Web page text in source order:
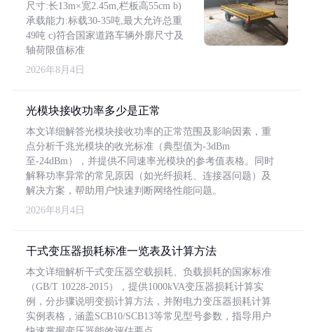
尺寸:长13m×宽2.45m,栏板高55cm b)
承载能力:标载30-35吨,最大允许总重
49吨 c)符合国家道路车辆外廓尺寸及
轴荷限值标准
2026年8月4日
光模块接收功率多少是正常
本文详细解答光模块接收功率的正常范围及影响因素，重
点分析千兆光模块的收光标准（典型值为-3dBm
至-24dBm），并提供不同速率光模块的参考值表格。同时
解释功率异常的常见原因（如光纤损耗、连接器问题）及
解决方案，帮助用户快速判断网络性能问题。
2026年8月4日
干式变压器损耗标准一览表及计算方法
本文详细解析干式变压器空载损耗、负载损耗的国家标准
（GB/T 10228-2015），提供1000kVA变压器损耗计算实
例，分步骤说明变损计算方法，并附电力变压器损耗计算
实例表格，涵盖SCB10/SCB13等常见型号参数，指导用户